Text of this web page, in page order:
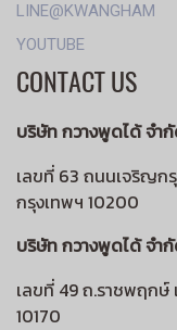
LINE@KWANGHAM
YOUTUBE
CONTACT US
บริษัท กวางพูดได้ จำ
เลขที่ 63 ถนนเจริญก
กรุงเทพฯ 10200
บริษัท กวางพูดได้ จำ
เลขที่ 49 ถ.ราชพฤก
10170